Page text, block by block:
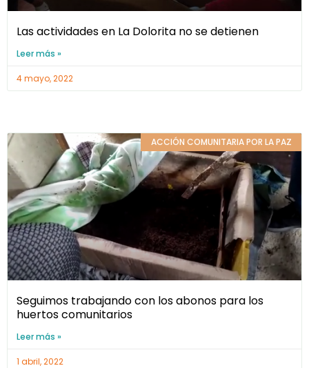
Las actividades en La Dolorita no se detienen
Leer más »
4 mayo, 2022
ACCIÓN COMUNITARIA POR LA PAZ
Seguimos trabajando con los abonos para los
huertos comunitarios
Leer más »
1 abril, 2022